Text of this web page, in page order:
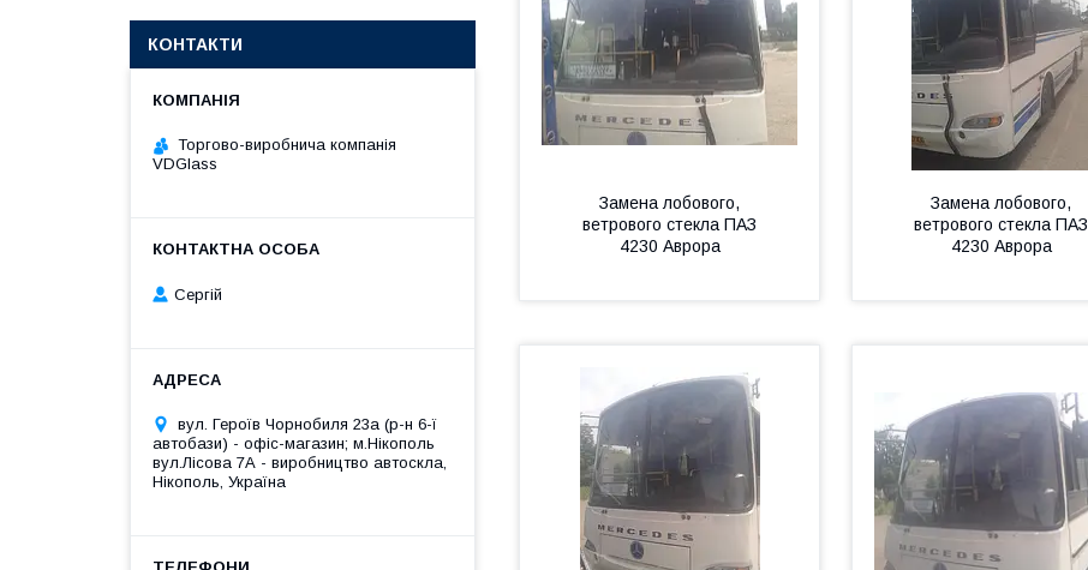
Замена лобового,
ветрового стекла ПАЗ
4230 Аврора
Замена лобового,
ветрового стекла ПАЗ
4230 Аврора
КОНТАКТИ
Торгово-виробнича компанія
VDGlass
Сергій
вул. Героїв Чорнобиля 23а (р-н 6-ї
автобази) - офіс-магазин; м.Нікополь
вул.Лісова 7А - виробництво автоскла,
Нікополь, Україна